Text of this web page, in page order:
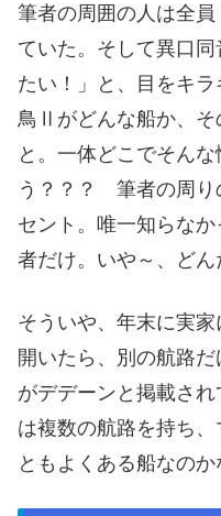
筆者の周囲の人は全
ていた。そして異口
たい！」と、目をキ
鳥Ⅱがどんな船か、そ
と。一体どこでそん
う？？？ 筆者の周り
セント。唯一知らな
者だけ。いや～、ど
そういや、年末に実
開いたら、別の航路
がデデーンと掲載さ
は複数の航路を持ち
ともよくある船なのか